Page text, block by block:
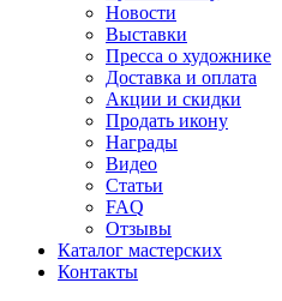
Новости
Выставки
Пресса о художнике
Доставка и оплата
Акции и скидки
Продать икону
Награды
Видео
Статьи
FAQ
Отзывы
Каталог мастерских
Контакты